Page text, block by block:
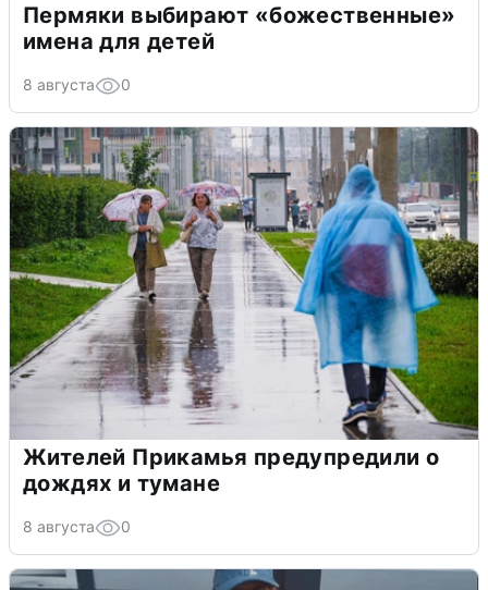
Пермяки выбирают «божественные»
имена для детей
8 августа 0
Жителей Прикамья предупредили о
дождях и тумане
8 августа 0